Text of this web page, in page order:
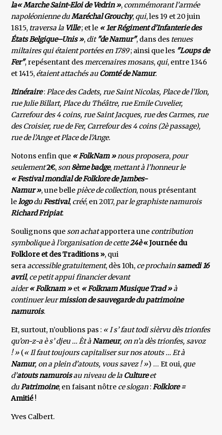
la« Marche Saint-Eloi de Vedrin », commémorant l’armée
napoléonienne duMaréchal Grouchy, qui, les 19 et 20 juin
1815, traversa la Ville; et le « 1er Régimentd’Infanterie des
États Belgique–Unis », dit "de Namur", dans des tenues
miltaires qui étaient portées en 1789; ainsi que les "Loups de
Fer", repésentant desmercenaires mosans, qui, entre 1346
et 1415, étaient attachés auComté de Namur.
Itinéraire:Place des Cadets, rue Saint Nicolas, Place de l’Ilon,
rue Julie Billart, Place du Théâtre, rue Emile Cuvelier,
Carrefour des 4 coins, rue Saint Jacques, rue des Carmes, rue
des Croisier, rue de Fer, Carrefour des 4 coins (2è passage),
rue de l’Ange et Place de l’Ange.
Notons enfin que « FolkNam »nous proposera, pour
seulement2€,son8ème badge,mettant à l’honneurle
« Festival mondial de Folklore de Jambes-
Namur », une belle pièce de collection, nous présentant
lelogoduFestival, créé, en 2017, par le graphiste namurois
Richard Fripiat.
Soulignons queson achatapportera une contribution
symbolique à l’organisation de cette24è« Journée du
Folklore et des Traditions », qui
seraaccessible gratuitement, dès 10h, ce prochainsamedi 16
avril, ce petit appui financier devant
aider« Folknam »et « Folknam Musique Trad »à
continuer leurmission de sauvegarde dupatrimoine
namurois.
Et, surtout, n’oublions pas : « I s’ faut todi sièrvu dès trionfes
qu’on-z-a è s’ djeu … Èt àNameur, on n’a dès trionfes, savoz
! » (« Il faut toujours capitaliser sur nos atouts … Et à
Namur, on a plein d’atouts, vous savez ! ») … Et oui, que
d’atouts namuroisau niveau de la Cultureet
duPatrimoine, en faisant nôtre ce slogan:Folklore =
Amitié!
Yves Calbert.